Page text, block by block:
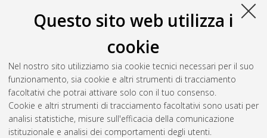
Questo sito web utilizza i
cookie
Nel nostro sito utilizziamo sia cookie tecnici necessari per il suo
funzionamento, sia cookie e altri strumenti di tracciamento
facoltativi che potrai attivare solo con il tuo consenso.
Cookie e altri strumenti di tracciamento facoltativi sono usati per
analisi statistiche, misure sull'efficacia della comunicazione
istituzionale e analisi dei comportamenti degli utenti.
Bonagura, Mario(2012)Nondestructive evaluation of
concrete compression strength by means of Artificial Neural
, [Dissertation thesis], Alma Mater Studiorum
Università di Bologna. Dottorato di ricerca in
strutturale ed idraulica, 24 Ciclo. DOI
10.6092/unibo/amsdottorato/4880.
Questa lista e' stata generata il Wed Aug 5 20:31:05 2026